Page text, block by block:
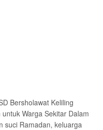
Bersholawat Keliling
Warga Sekitar Dalam
suci Ramadan, keluarga